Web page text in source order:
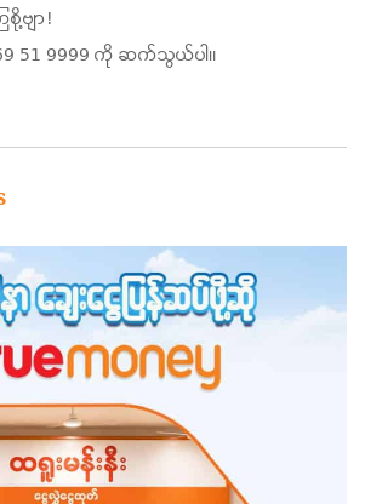
ဗျာ!
51 9999 ကို ဆက်သွယ်ပါ။